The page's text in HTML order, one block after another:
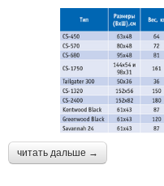
читать дальше →